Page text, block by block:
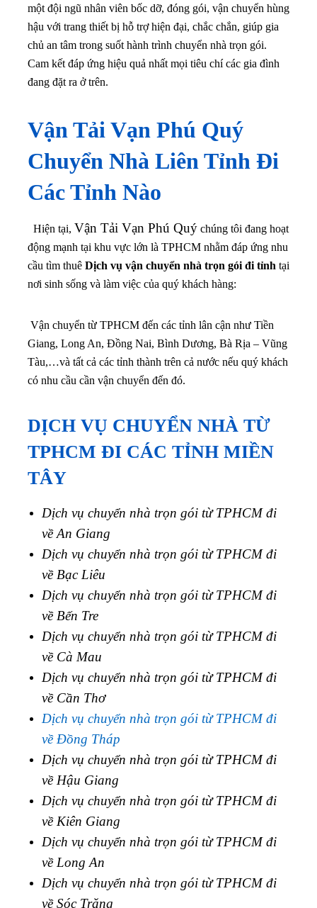
một đội ngũ nhân viên bốc dỡ, đóng gói, vận chuyển hùng
hậu với trang thiết bị hỗ trợ hiện đại, chắc chắn, giúp gia
chủ an tâm trong suốt hành trình chuyển nhà trọn gói.
Cam kết đáp ứng hiệu quả nhất mọi tiêu chí các gia đình
đang đặt ra ở trên.
Vận Tải Vạn Phú Quý
Chuyển Nhà Liên Tỉnh Đi
Các Tỉnh Nào
Hiện tại, Vận Tải Vạn Phú Quý chúng tôi đang hoạt
động mạnh tại khu vực lớn là TPHCM nhằm đáp ứng nhu
cầu tìm thuê Dịch vụ vận chuyển nhà trọn gói đi tỉnh tại
nơi sinh sống và làm việc của quý khách hàng:
Vận chuyển từ TPHCM đến các tỉnh lân cận như Tiền
Giang, Long An, Đồng Nai, Bình Dương, Bà Rịa – Vũng
Tàu,…và tất cả các tỉnh thành trên cả nước nếu quý khách
có nhu cầu cần vận chuyển đến đó.
DỊCH VỤ CHUYỂN NHÀ TỪ
TPHCM ĐI CÁC TỈNH MIỀN
TÂY
Dịch vụ chuyển nhà trọn gói từ TPHCM đi
về An Giang
Dịch vụ chuyển nhà trọn gói từ TPHCM đi
về Bạc Liêu
Dịch vụ chuyển nhà trọn gói từ TPHCM đi
về Bến Tre
Dịch vụ chuyển nhà trọn gói từ TPHCM đi
về Cà Mau
Dịch vụ chuyển nhà trọn gói từ TPHCM đi
về Cần Thơ
Dịch vụ chuyển nhà trọn gói từ TPHCM đi
về Đồng Tháp
Dịch vụ chuyển nhà trọn gói từ TPHCM đi
về Hậu Giang
Dịch vụ chuyển nhà trọn gói từ TPHCM đi
về Kiên Giang
Dịch vụ chuyển nhà trọn gói từ TPHCM đi
về Long An
Dịch vụ chuyển nhà trọn gói từ TPHCM đi
về Sóc Trăng